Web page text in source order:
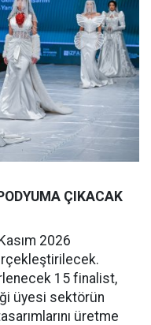
ÇIKACAK
2026
15 finalist,
üyesi sektörün
üretme